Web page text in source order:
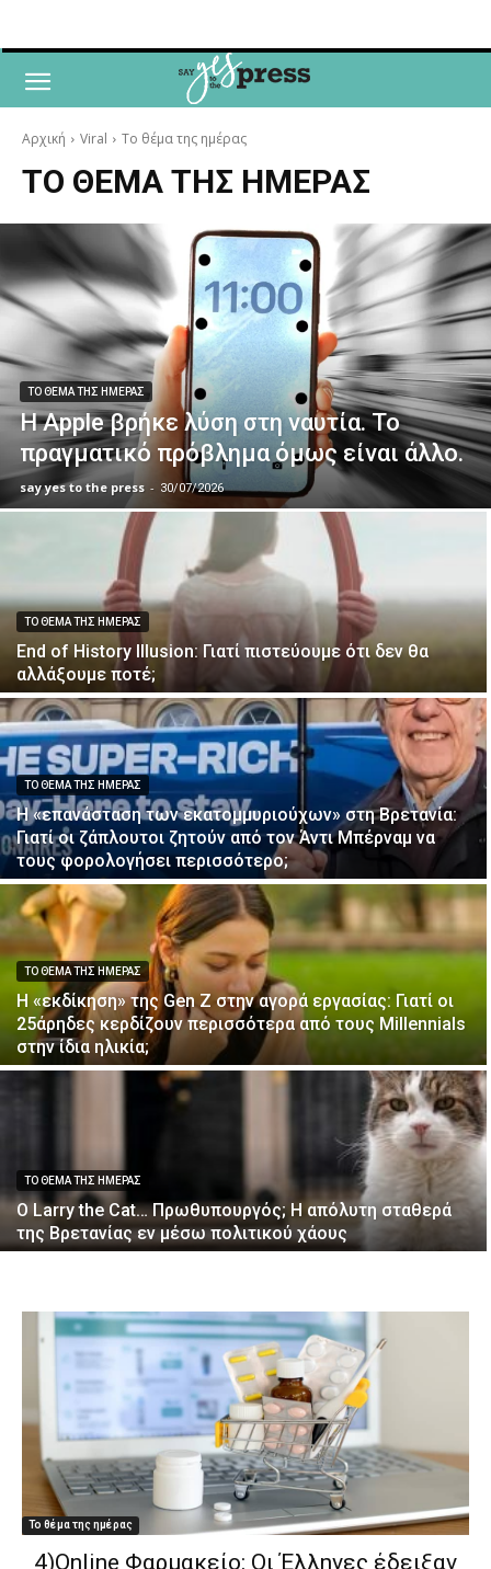
Αρχική Viral Το θέμα της ημέρας
ΤΟ ΘΕΜΑ ΤΗΣ ΗΜΕΡΑΣ
ΤΟ ΘΕΜΑ ΤΗΣ ΗΜΕΡΑΣ
Η Apple βρήκε λύση στη ναυτία. Το
πραγματικό πρόβλημα όμως είναι άλλο.
say yes to the press - 30/07/2026
ΤΟ ΘΕΜΑ ΤΗΣ ΗΜΕΡΑΣ
End of History Illusion: Γιατί πιστεύουμε ότι δεν θα
αλλάξουμε ποτέ;
ΤΟ ΘΕΜΑ ΤΗΣ ΗΜΕΡΑΣ
Η «επανάσταση των εκατομμυριούχων» στη Βρετανία:
Γιατί οι ζάπλουτοι ζητούν από τον Άντι Μπέρναμ να
τους φορολογήσει περισσότερο;
ΤΟ ΘΕΜΑ ΤΗΣ ΗΜΕΡΑΣ
Η «εκδίκηση» της Gen Z στην αγορά εργασίας: Γιατί οι
25άρηδες κερδίζουν περισσότερα από τους Millennials
στην ίδια ηλικία;
ΤΟ ΘΕΜΑ ΤΗΣ ΗΜΕΡΑΣ
Ο Larry the Cat… Πρωθυπουργός; Η απόλυτη σταθερά
της Βρετανίας εν μέσω πολιτικού χάους
Το θέμα της ημέρας
4)Online Φαρμακείο: Οι Έλληνες έδειξαν